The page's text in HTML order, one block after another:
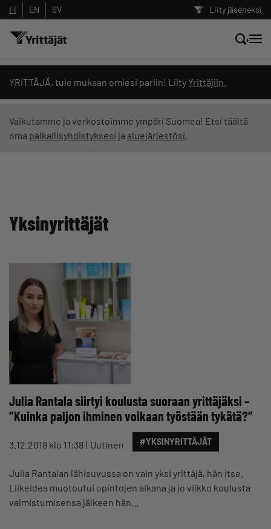
Liity jäseneksi
FI EN SV
YRITTÄJÄ, tule mukaan omiesi pariin! Liity Yrittäjiin
Vaikutamme ja verkostoimme ympäri Suomea! Etsi täältä
oma paikallisyhdistyksesi ja aluejärjestösi
Yksinyrittäjät
Julia Rantala siirtyi koulusta suoraan yrittäjäksi –
”Kuinka paljon ihminen voikaan työstään tykätä?”
3.12.2018 klo 11:38 Uutinen #YKSINYRITTÄJÄT
Julia Rantalan lähisuvussa on vain yksi yrittäjä, hän itse.
Liikeidea muotoutui opintojen aikana ja jo viikko koulusta
valmistumisensa jälkeen hän…
Hae sivustolta tai kysy suoraan
Yrittäjien tekoälyltä